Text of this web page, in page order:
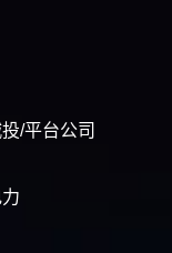
/平台公司